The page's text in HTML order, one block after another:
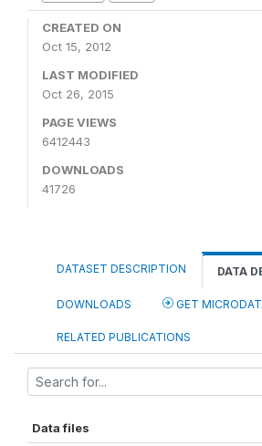
CREATED ON
Oct 15, 2012
LAST MODIFIED
Oct 26, 2015
PAGE VIEWS
6412443
DOWNLOADS
41726
DATASET DESCRIPTION DATA
DOWNLOADS GET
RELATED PUBLICATIONS
Data files